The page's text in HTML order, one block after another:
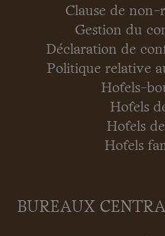
Clause de non-
Gestion du
Déclaration de
Politique relative
Hôtels-
Hôtels
Hôtels
Hôtels
BUREAUX